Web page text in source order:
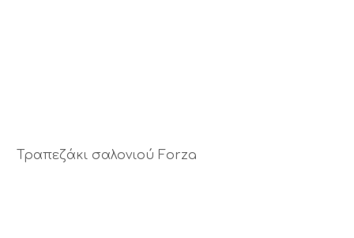
Τραπεζάκι σαλονιού Forza